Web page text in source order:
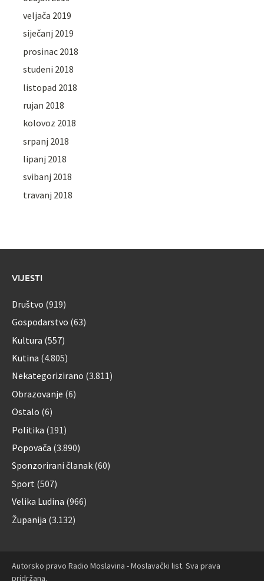
veljača 2019
siječanj 2019
prosinac 2018
studeni 2018
listopad 2018
rujan 2018
kolovoz 2018
srpanj 2018
lipanj 2018
svibanj 2018
travanj 2018
VIJESTI
Društvo (919)
Gospodarstvo (63)
Kultura (557)
Kutina (4.805)
Nekategorizirano (3.811)
Obrazovanje (6)
Ostalo (6)
Politika (191)
Popovača (3.890)
Sponzorirani članak (60)
Sport (507)
Velika Ludina (966)
Županija (3.132)
Autorsko pravo Radio Moslavina - Moslavački list. Sva prava
pridržana.